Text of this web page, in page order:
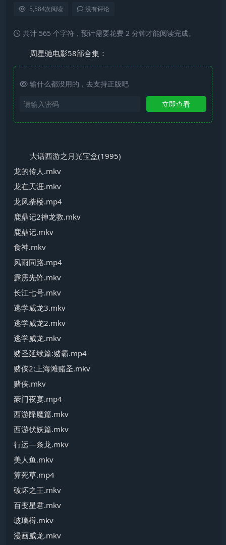
5,584次阅读 没有评论
共计 565 个字符，预计需要花费 2 分钟才能阅读完成。
周星驰电影58部合集：
输什么都没用的，去支持正版吧
立即查看
大话西游之月光宝盒(1995)
龙的传人.mkv
龙在天涯.mkv
龙凤荼楼.mp4
鹿鼎记2神龙教.mkv
鹿鼎记.mkv
食神.mkv
风雨同路.mp4
霹雳先锋.mkv
长江七号.mkv
逃学威龙3.mkv
逃学威龙2.mkv
逃学威龙.mkv
赌圣延续篇:赌霸.mp4
赌侠2:上海滩赌圣.mkv
赌侠.mkv
豪门夜宴.mp4
西游降魔篇.mkv
西游伏妖篇.mkv
行运—条龙.mkv
美人鱼.mkv
算死草.mp4
破坏之王.mkv
百变星君.mkv
玻璃樽.mkv
漫画威龙.mkv